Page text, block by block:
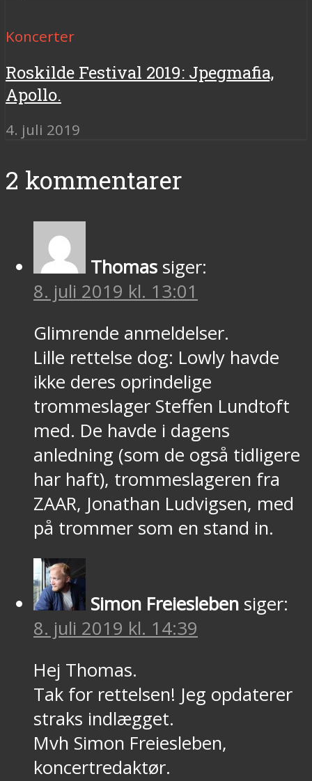
Koncerter
Roskilde Festival 2019: Jpegmafia,
Apollo.
4. juli 2019
2 kommentarer
Thomas siger:
8. juli 2019 kl. 13:01
Glimrende anmeldelser.
Lille rettelse dog: Lowly havde
ikke deres oprindelige
trommeslager Steffen Lundtoft
med. De havde i dagens
anledning (som de også tidligere
har haft), trommeslageren fra
ZAAR, Jonathan Ludvigsen, med
på trommer som en stand in.
Simon Freiesleben siger:
8. juli 2019 kl. 14:39
Hej Thomas.
Tak for rettelsen! Jeg opdaterer
straks indlægget.
Mvh Simon Freiesleben,
koncertredaktør.